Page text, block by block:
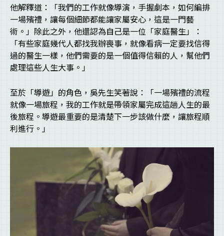
他解釋道：「我們的工作就像導演，手握劇本，如何編排
一場殯禮，讓每個細節都能讓家屬安心，這是一門藝
術。」除此之外，他還認為自己是一位「家庭醫生」：
「有些家庭幾代人都找我辦喪事，就像看病一定要找信得
過的醫生一樣，他們需要的是一個值得信賴的人，幫他們
處理這些人生大事。」
至於「導遊」的角色，吳先生笑著說：「一場殯禮的流程
就像一場旅程，我的工作就是帶領家屬完成這趟人生的最
後旅程。導遊最重要的是清楚下一步該做什麼，讓旅程順
利進行。」